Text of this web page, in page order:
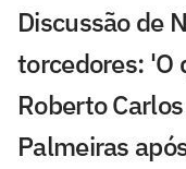
Discussão de
torcedores: 'O
Roberto
Palmeiras